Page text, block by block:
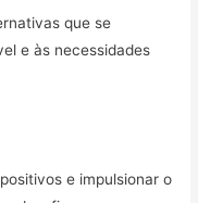
que se
e às necessidades
e impulsionar o